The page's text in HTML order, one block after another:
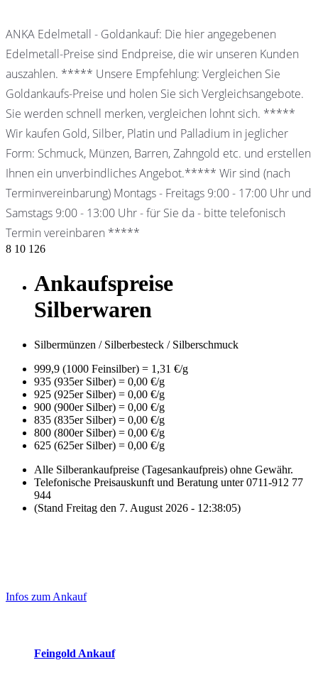
ANKA Edelmetall - Goldankauf: Die hier angegebenen
Edelmetall-Preise sind Endpreise, die wir unseren Kunden
auszahlen. ***** Unsere Empfehlung: Vergleichen Sie
Goldankaufs-Preise und holen Sie sich Vergleichsangebote.
Sie werden schnell merken, vergleichen lohnt sich. *****
Wir kaufen Gold, Silber, Platin und Palladium in jeglicher
Form: Schmuck, Münzen, Barren, Zahngold etc. und erstellen
Ihnen ein unverbindliches Angebot.***** Wir sind (nach
Terminvereinbarung) Montags - Freitags 9:00 - 17:00 Uhr und
Samstags 9:00 - 13:00 Uhr - für Sie da - bitte telefonisch
Termin vereinbaren *****
8 10 126
Ankaufspreise
Silberwaren
Silbermünzen / Silberbesteck / Silberschmuck
999,9 (1000 Feinsilber) = 1,31 €/g
935 (935er Silber) = 0,00 €/g
925 (925er Silber) = 0,00 €/g
900 (900er Silber) = 0,00 €/g
835 (835er Silber) = 0,00 €/g
800 (800er Silber) = 0,00 €/g
625 (625er Silber) = 0,00 €/g
Alle Silberankaufpreise (Tagesankaufpreis) ohne Gewähr.
Telefonische Preisauskunft und Beratung unter 0711-912 77
944
(Stand Freitag den 7. August 2026 - 12:38:05)
Sidebar
Infos zum Ankauf
Feingold Ankauf